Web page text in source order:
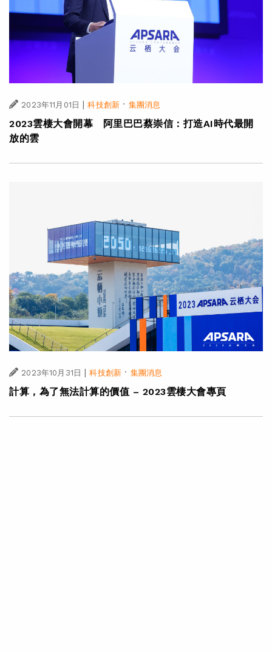
2023年11月01日 | 科技創新 · 集團消息
2023雲棲大會開幕 阿里巴巴蔡崇信：打造AI時代最開
放的雲
2023年10月31日 | 科技創新 · 集團消息
計算，為了無法計算的價值 – 2023雲棲大會專頁